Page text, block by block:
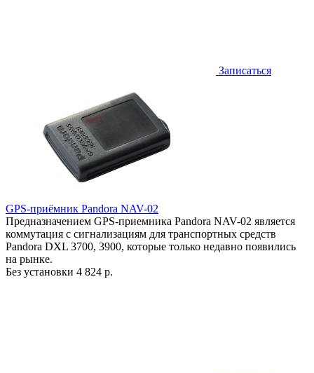
Записаться
GPS-приёмник Pandora NAV-02
Предназначением GPS-приемника Pandora NAV-02 является
коммутация с сигнализациям для транспортных средств
Pandora DXL 3700, 3900, которые только недавно появились
на рынке.
Без установки 4 824 р.